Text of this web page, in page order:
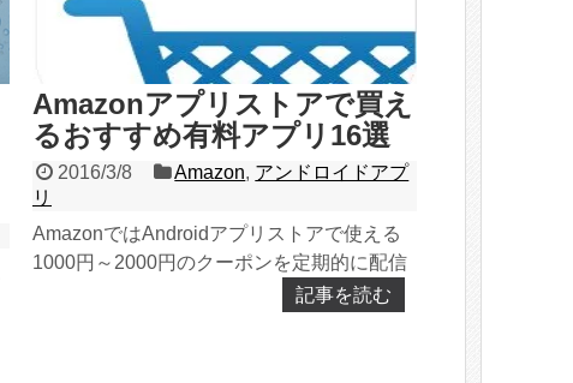
Amazonアプリストアで買え
るおすすめ有料アプリ16選
2016/3/8 Amazon, アンドロイドアプ
リ
AmazonではAndroidアプリストアで使える
1000円～2000円のクーポンを定期的に配信
しています。 僕自身、3度目？となるク...
記事を読む